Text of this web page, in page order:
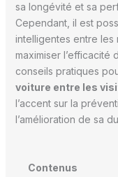
sa longévité et sa
Cependant, il est
intelligentes entre
maximiser
conseils pratiques
voiture entre les
l’accent sur la
l’amélioration de sa
Contenus